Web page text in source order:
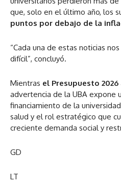
que, solo en el último año, los
puntos por debajo de la
“Cada una de estas noticias
difícil”, concluyó.
Mientras el Presupuesto
advertencia de la UBA expone
financiamiento de la
salud y el rol estratégico que
creciente demanda social y
GD
LT